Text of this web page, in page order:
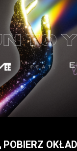
POBIERZ